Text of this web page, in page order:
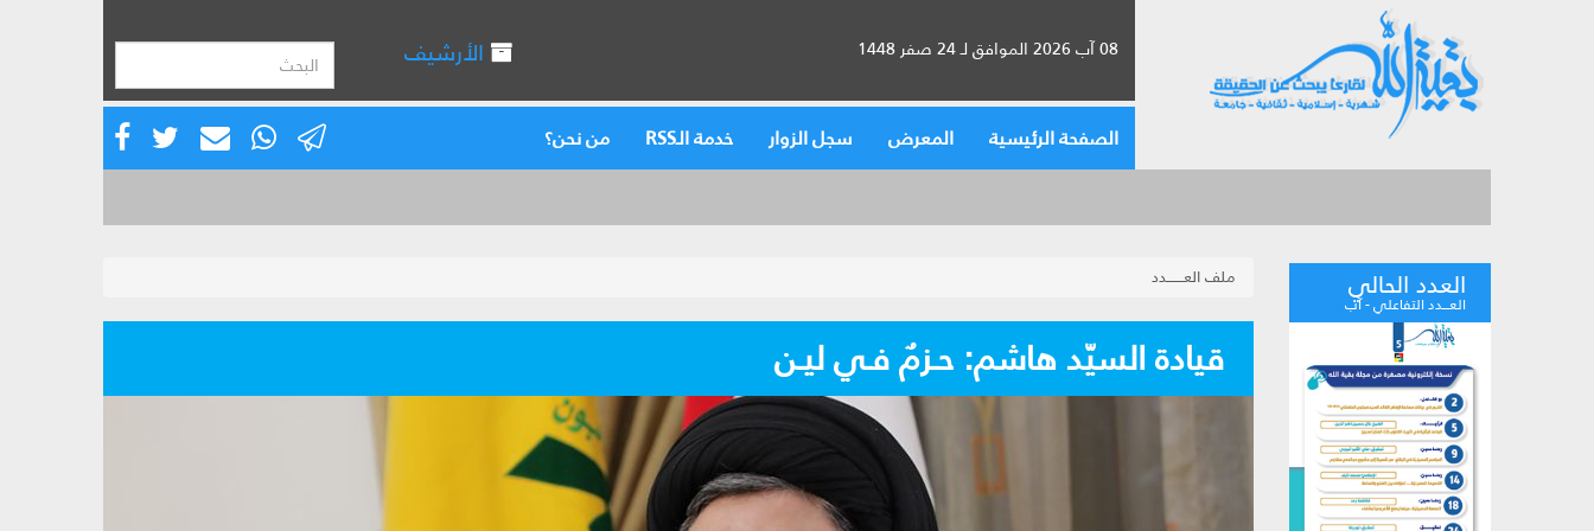
08 آب 2026 الموافق لـ 24 صفر 1448 الأرشيف
الصفحة الرئيسية المعرض سجل الزوار خدمة الـRSS من نحن؟
العدد الحالي
العـــدد التفاعلي - آب
ملف العـــــــدد
قيادة السيّد هاشم: حـزمٌ فـي ليـن